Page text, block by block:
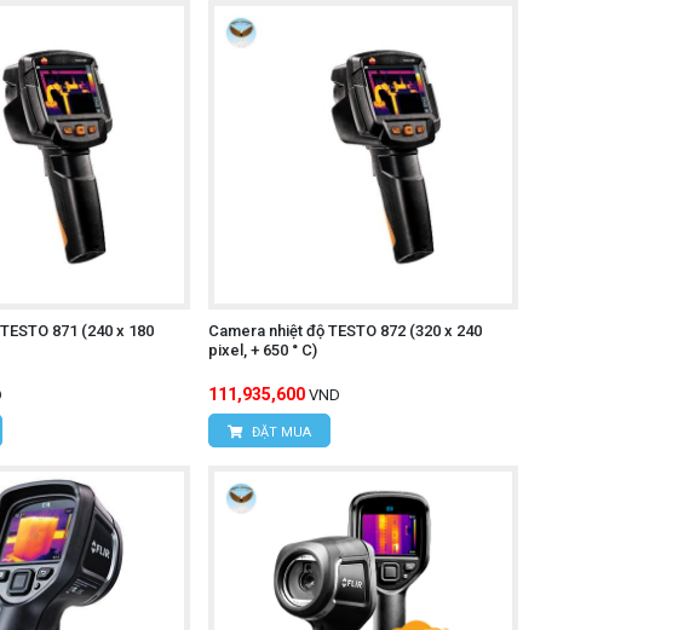
sử dụng dễ dàng quan sát và phân tích dữ liệu.
chia sẻ.
hoặc lạnh trên bề mặt vật thể.
nhiều môi trường khác nhau.
hình ảnh, ghi video).
cách đo phù hợp.
871 (240 x 180
Camera nhiệt độ TESTO 872 (320 x 240
pixel, + 650 ° C)
111,935,600 VND
ĐẶT MUA